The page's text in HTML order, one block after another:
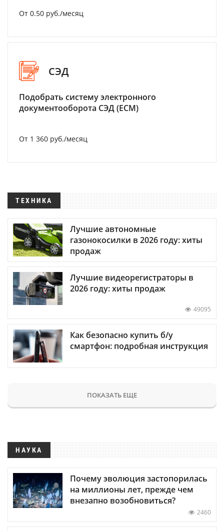
От 0.50 руб./месяц
СЭД
Подобрать систему электронного
документооборота СЭД (ECM)
От 1 360 руб./месяц
ТЕХНИКА
Лучшие автономные
газонокосилки в 2026 году: хиты
продаж
Лучшие видеорегистраторы в
2026 году: хиты продаж
49095
Как безопасно купить б/у
смартфон: подробная инструкция
ПОКАЗАТЬ ЕЩЕ
НАУКА
Почему эволюция застопорилась
на миллионы лет, прежде чем
внезапно возобновиться?
2460